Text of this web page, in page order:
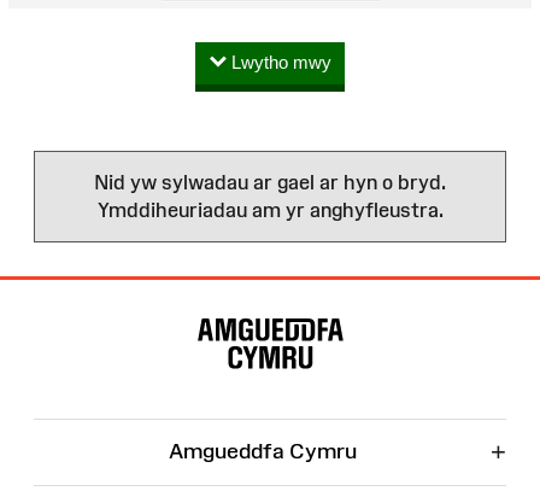
Lwytho mwy
Nid yw sylwadau ar gael ar hyn o bryd.
Ymddiheuriadau am yr anghyfleustra.
Amgueddfa Cymru +